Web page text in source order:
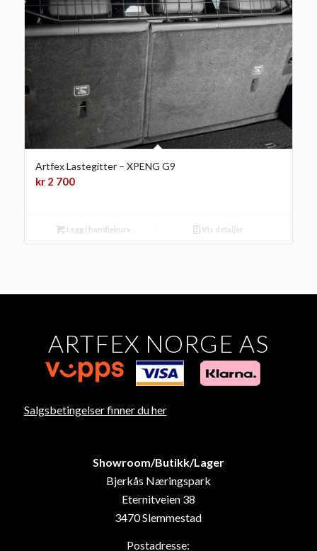
Artfex Lastegitter – XPENG G9
kr2 700
Legg i handlekurv Vis detaljer
ARTFEX NORGE AS
Salgsbetingelser finner du her
Showroom/Butikk/Lager
Bjerkås Næringspark
Eternitveien 38
3470 Slemmestad
Postadresse: